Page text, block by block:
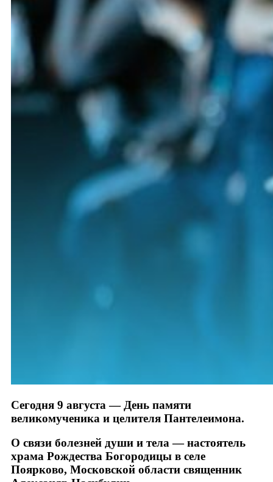
Сегодня 9 августа — День памяти
великомученика и целителя Пантелеимона.
О связи болезней души и тела — настоятель
храма Рождества Богородицы в селе
Поярково, Московской области священник